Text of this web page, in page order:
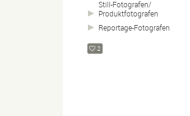
Still-Fotografen/
Produktfotografen
Reportage-Fotografen
2